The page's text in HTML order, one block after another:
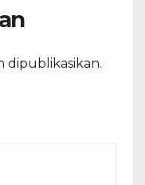
dipublikasikan.